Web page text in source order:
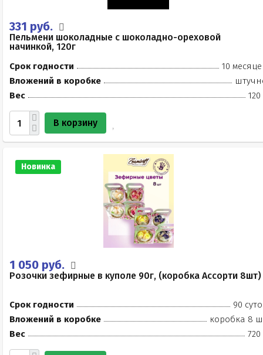
331 руб.
Пельмени шоколадные с шоколадно-ореховой
начинкой, 120г
Срок годности
10
Вложений в коробке
Вес
120
В корзину
Новинка
1 050 руб.
Розочки зефирные в куполе 90г, (коробка Ассорти 8шт)
Срок годности
90
Вложений в коробке
коробка 8
Вес
720